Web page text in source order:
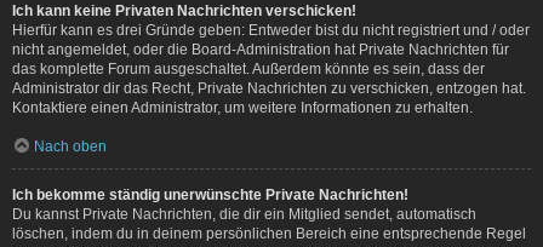
Ich kann keine Privaten Nachrichten verschicken!
Hierfür kann es drei Gründe geben: Entweder bist du nicht registriert und / oder
nicht angemeldet, oder die Board-Administration hat Private Nachrichten für
das komplette Forum ausgeschaltet. Außerdem könnte es sein, dass der
Administrator dir das Recht, Private Nachrichten zu verschicken, entzogen hat.
Kontaktiere einen Administrator, um weitere Informationen zu erhalten.
Nach oben
Ich bekomme ständig unerwünschte Private Nachrichten!
Du kannst Private Nachrichten, die dir ein Mitglied sendet, automatisch
löschen, indem du in deinem persönlichen Bereich eine entsprechende Regel